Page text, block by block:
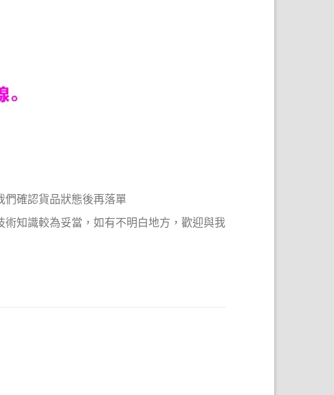
確認貨品狀態後再落單
知識較為妥當，如有不明白地方，歡迎與我